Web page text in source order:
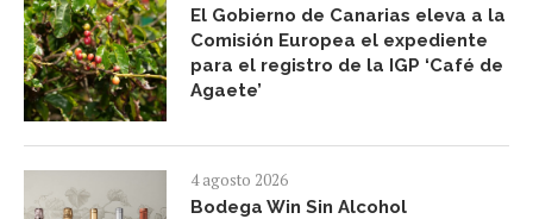
El Gobierno de Canarias eleva a la
Comisión Europea el expediente
para el registro de la IGP ‘Café de
Agaete’
4 agosto 2026
Bodega Win Sin Alcohol